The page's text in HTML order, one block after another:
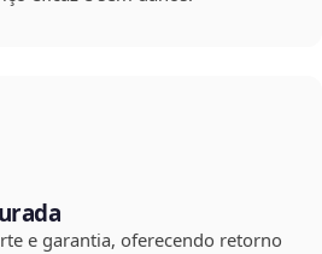
e garantia, oferecendo retorno